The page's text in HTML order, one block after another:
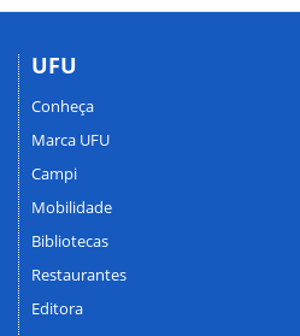
UFU
Conheça
Marca UFU
Campi
Mobilidade
Bibliotecas
Restaurantes
Editora